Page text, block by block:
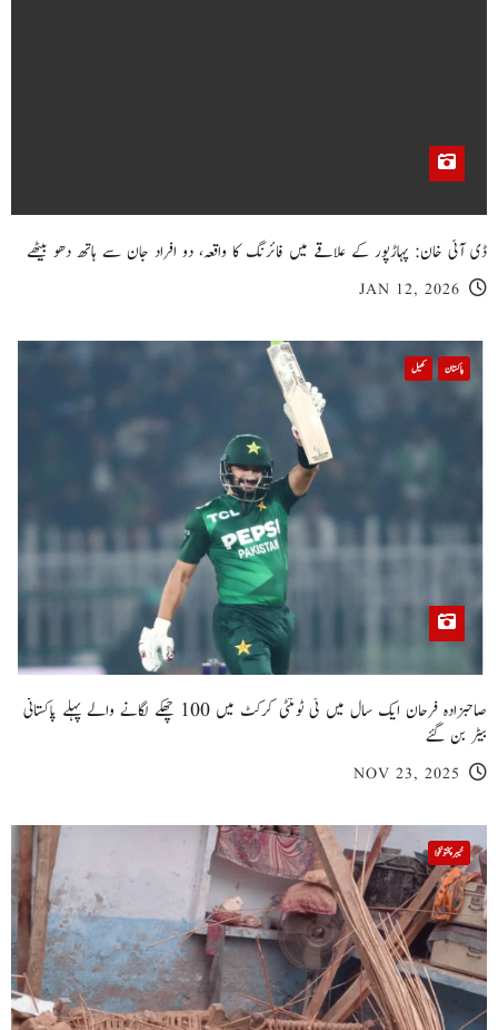
ڈی آئی خان: پہاڑپور کے علاقے میں فائرنگ کا واقعہ، دو افراد جان سے ہاتھ دھو بیٹھے
JAN 12, 2026
پاکستان کھیل
صاحبزادہ فرحان ایک سال میں ٹی ٹوئنٹی کرکٹ میں 100 چھکے لگانے والے پہلے پاکستانی
بیٹر بن گئے
NOV 23, 2025
خیبر پختونخوا